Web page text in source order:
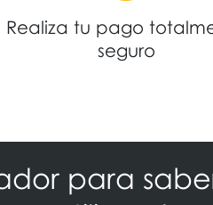
Realiza tu pago
seguro
para